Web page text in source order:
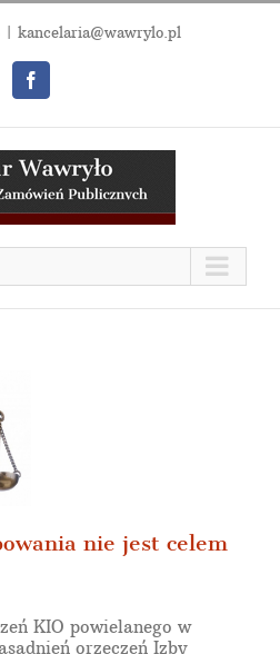
kancelaria@wawrylo.pl
Facebook
nie jest celem
KIO powielanego w
orzeczeń Izby